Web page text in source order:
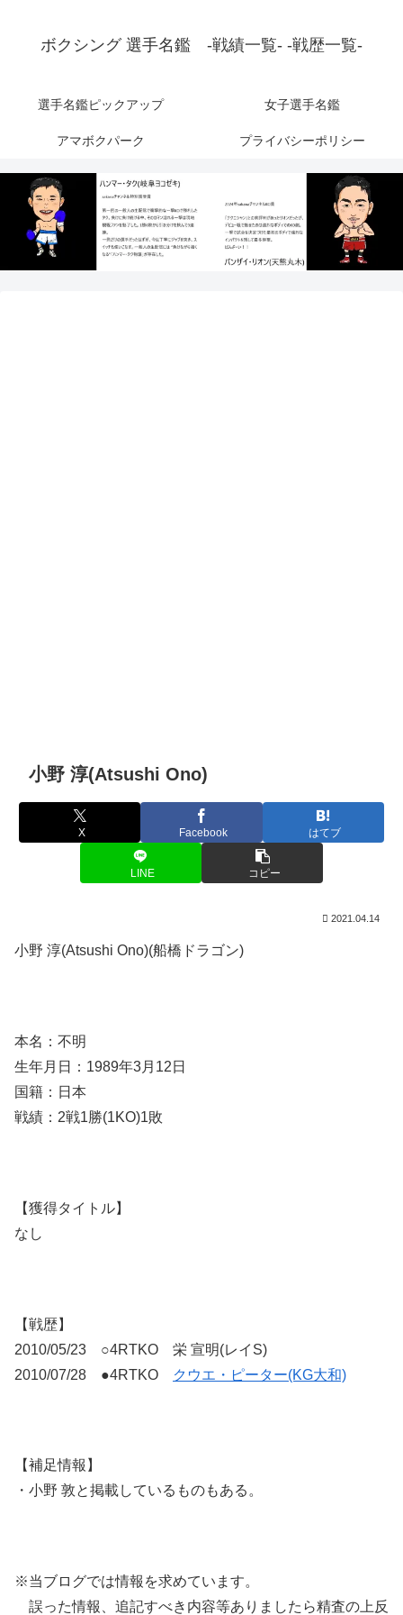
ボクシング 選手名鑑 -戦績一覧- -戦歴一覧-
選手名鑑ピックアップ 女子選手名鑑
アマボクパーク プライバシーポリシー
小野 淳(Atsushi Ono)
X Facebook はてブ
LINE コピー
2021.04.14
小野 淳(Atsushi Ono)(船橋ドラゴン)
本名：不明
生年月日：1989年3月12日
国籍：日本
戦績：2戦1勝(1KO)1敗
【獲得タイトル】
なし
【戦歴】
2010/05/23 ○4RTKO 栄 宣明(レイS)
2010/07/28 ●4RTKO
クウエ・ピーター(KG大和)
【補足情報】
・小野 敦と掲載しているものもある。
※当ブログでは情報を求めています。
誤った情報、追記すべき内容等ありましたら精査の上反